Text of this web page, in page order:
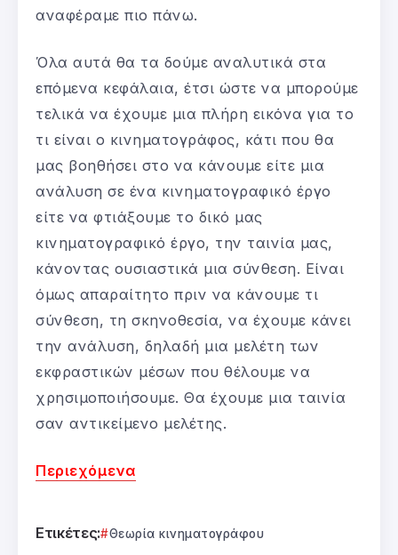
αναφέραμε πιο πάνω.
Όλα αυτά θα τα δούμε αναλυτικά στα
επόμενα κεφάλαια, έτσι ώστε να μπορούμε
τελικά να έχουμε μια πλήρη εικόνα για το
τι είναι ο κινηματογράφος, κάτι που θα
μας βοηθήσει στο να κάνουμε είτε μια
ανάλυση σε ένα κινηματογραφικό έργο
είτε να φτιάξουμε το δικό μας
κινηματογραφικό έργο, την ταινία μας,
κάνοντας ουσιαστικά μια σύνθεση. Είναι
όμως απαραίτητο πριν να κάνουμε τι
σύνθεση, τη σκηνοθεσία, να έχουμε κάνει
την ανάλυση, δηλαδή μια μελέτη των
εκφραστικών μέσων που θέλουμε να
χρησιμοποιήσουμε. Θα έχουμε μια ταινία
σαν αντικείμενο μελέτης.
Περιεχόμενα
Ετικέτες: Θεωρία κινηματογράφου